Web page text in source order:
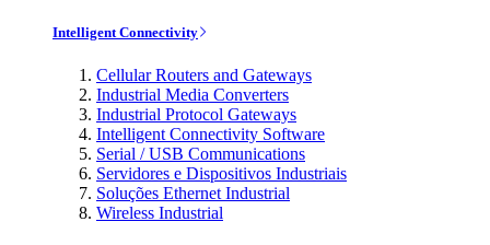
Intelligent Connectivity
Cellular Routers and Gateways
Industrial Media Converters
Industrial Protocol Gateways
Intelligent Connectivity Software
Serial / USB Communications
Servidores e Dispositivos Industriais
Soluções Ethernet Industrial
Wireless Industrial